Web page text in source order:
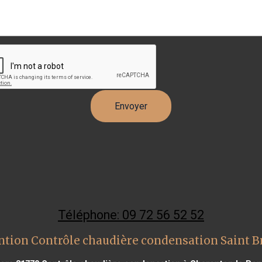
Téléphone: 09 72 56 52 52
Contrôle chaudière condensation Saint